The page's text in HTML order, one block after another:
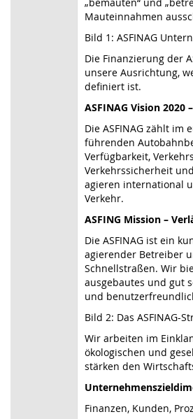
Mauteinnahmen
Bild 1: ASFINAG
Die Finanzierung der
unsere Ausrichtung,
definiert ist.
ASFINAG Vision
Die ASFINAG zählt im
führenden
Verfügbarkeit,
Verkehrssicherheit
agieren international
Verkehr.
ASFING Mission –
Die ASFINAG ist ein
agierender Betreiber
Schnellstraßen. Wir
ausgebautes und gut
und
Bild 2: Das ASFINAG-
Wir arbeiten im
ökologischen und
stärken den
Finanzen, Kunden,